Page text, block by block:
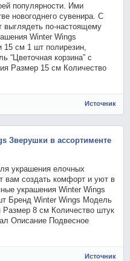
популярности. Ими
новогоднего сувенира. С
выглядеть по-настоящему
Winter Wings
15 см 1 шт полирезин,
“Цветочная корзина” с
Размер 15 см Количество
Источник
Зверушки в ассортименте
украшения елочных
вам создать комфорт и уют в
украшения Winter Wings
Бренд Winter Wings Модель
8 см Количество штук
Описание Подвесное
Источник